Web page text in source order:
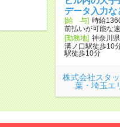
データ入力な
[給 与] 時給
前払いが可能な
[勤務地] 神奈川
溝ノ口駅徒歩10
駅徒歩10分
株式会社スタ
葉・埼玉エ